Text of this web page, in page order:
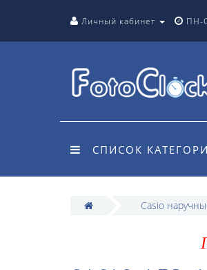
Личный кабинет ПН-
СПИСОК
Casio